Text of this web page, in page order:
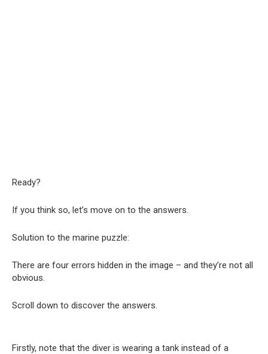
Ready?
If you think so, let’s move on to the answers.
Solution to the marine puzzle:
There are four errors hidden in the image – and they’re not all
obvious.
Scroll down to discover the answers.
Firstly, note that the diver is wearing a tank instead of a